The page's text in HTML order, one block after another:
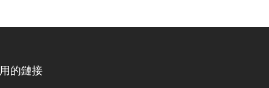
的鏈接